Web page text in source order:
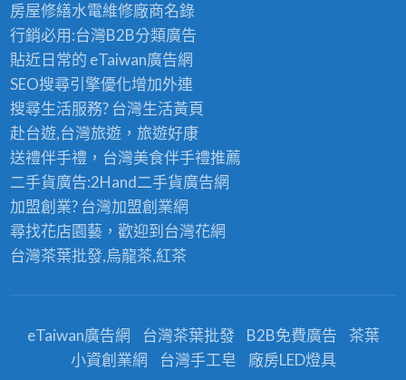
房屋修繕水電維修廠商名錄
行銷必用:台灣B2B分類廣告
貼近日常的 eTaiwan廣告網
SEO搜尋引擎優化增加外連
搜尋生活服務? 台灣生活黃頁
赴台遊,台灣旅遊，旅遊好康
送禮伴手禮，台灣美食伴手禮推薦
二手貨廣告:2Hand二手貨廣告網
加盟創業? 台灣加盟創業網
尋找花店園藝，歡迎到 台灣花網
台灣茶葉批發,烏龍茶,紅茶
eTaiwan廣告網 台灣茶葉批發 B2B免費廣告
茶葉
小資創業網
台灣手工皂 廠房LED燈具